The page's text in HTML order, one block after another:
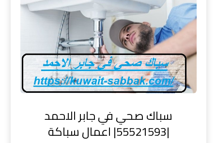
سباك صحي في جابر الاحمد
|55521593| اعمال سباكة